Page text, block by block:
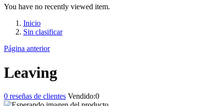
You have no recently viewed item.
Inicio
Sin clasificar
Página anterior
Leaving
0 reseñas de clientes Vendido:0